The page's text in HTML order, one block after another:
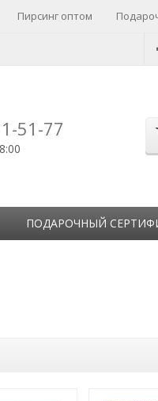
Пирсинг оптом
51-77
ПОДАРОЧНЫЙ